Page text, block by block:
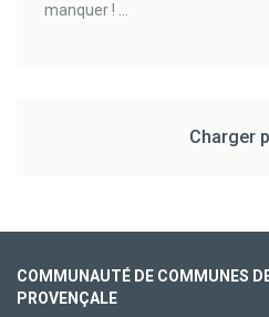
manquer ! ...
Charger
COMMUNAUTÉ DE COMMUNES
PROVENÇALE